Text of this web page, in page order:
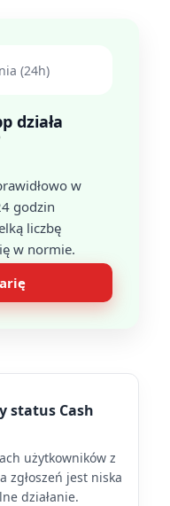
(24h)
działa
w
godzin
liczbę
w normie.
status Cash
użytkowników z
zgłoszeń jest niska
działanie.